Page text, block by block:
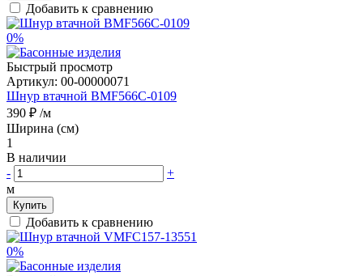
Добавить к сравнению
0%
Быстрый просмотр
Артикул: 00-00000071
Шнур втачной BMF566C-0109
390 ₽ /м
Ширина (см)
1
В наличии
-
+
м
Купить
Добавить к сравнению
0%